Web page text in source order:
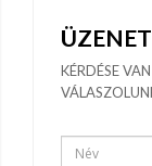
KÉRDÉSE